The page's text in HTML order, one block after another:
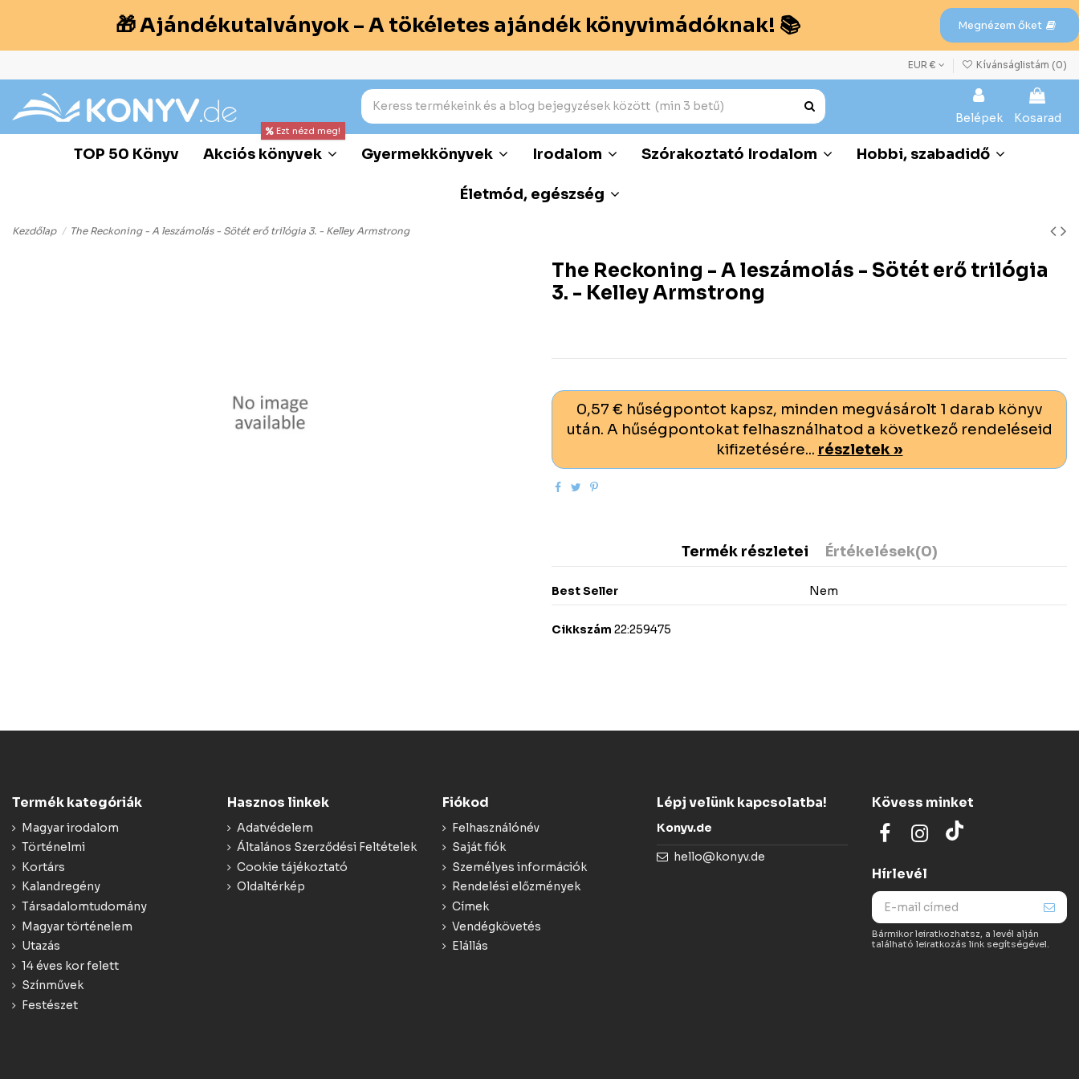
🎁 Ajándékutalványok – A tökéletes ajándék könyvimádóknak! 📚 Megnézem őket
EUR € Kívánságlistám (0)
Belépek Kosarad
TOP 50 Könyv Akciós könyvek
Ezt nézd meg!
Gyermekkönyvek Irodalom Szórakoztató Irodalom Hobbi, szabadidő
Életmód, egészség
Kezdőlap The Reckoning - A leszámolás - Sötét erő trilógia 3. - Kelley Armstrong
The Reckoning - A leszámolás - Sötét erő trilógia
3. - Kelley Armstrong
0,57 € hűségpontot kapsz, minden megvásárolt 1 darab könyv
után. A hűségpontokat felhasználhatod a következő rendeléseid
kifizetésére... részletek »
Termék részletei Értékelések(0)
Best Seller Nem
Cikkszám 22:259475
Termék kategóriák
Magyar irodalom
Történelmi
Kortárs
Kalandregény
Társadalomtudomány
Magyar történelem
Utazás
14 éves kor felett
Színművek
Festészet
Hasznos linkek
Adatvédelem
Általános Szerződési Feltételek
Cookie tájékoztató
Oldaltérkép
Fiókod
Felhasználónév
Saját fiók
Személyes információk
Rendelési előzmények
Címek
Vendégkövetés
Elállás
Lépj velünk kapcsolatba!
Konyv.de
hello@konyv.de
Kövess minket
Hírlevél
Bármikor leiratkozhatsz, a levél alján
található leiratkozás link segítségével.